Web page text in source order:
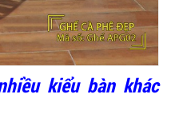
kiểu bàn khác